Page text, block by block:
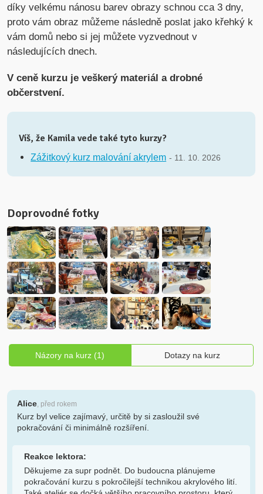
díky velkému nánosu barev obrazy schnou cca 3 dny,
proto vám obraz můžeme následně poslat jako křehký k
vám domů nebo si jej můžete vyzvednout v
následujících dnech.
V ceně kurzu je veškerý materiál a drobné
občerstvení.
Víš, že Kamila vede také tyto kurzy?
Zážitkový kurz malování akrylem - 11. 10. 2026
Doprovodné fotky
Názory na kurz (1) Dotazy na kurz
Alice, před rokem
Kurz byl velice zajímavý, určitě by si zasloužil své
pokračování či minimálně rozšíření.
Reakce lektora:
Děkujeme za supr podnět. Do budoucna plánujeme
pokračování kurzu s pokročilejší technikou akrylového lití.